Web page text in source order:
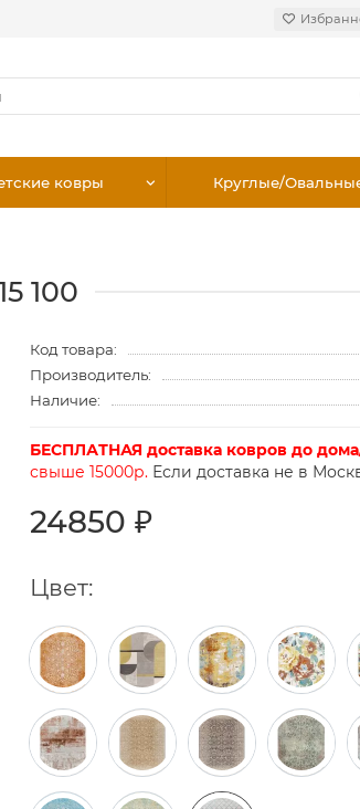
ковры Круглые/
100
Код товара:
Производитель:
Наличие:
БЕСПЛАТНАЯ доставка ковров до
свыше 15000р. Если доставка не в
24850 ₽
Цвет: